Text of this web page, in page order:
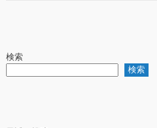
検索
検索